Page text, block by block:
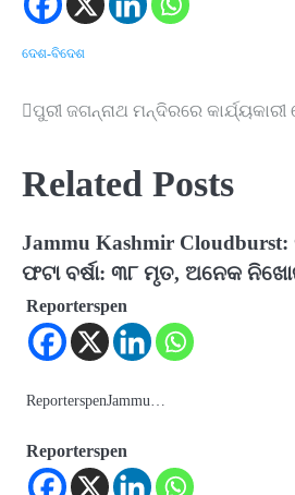
ଦେଶ-ବିଦେଶ
Post
ପୁରୀ ଜଗନ୍ନାଥ ମନ୍ଦିରରେ
Related Posts
Jammu Kashmir
ଫଟା ବର୍ଷା: ୩୮ ମୃତ, ଅନେକ
Reporterspen
ReporterspenJammu…
Reporterspen